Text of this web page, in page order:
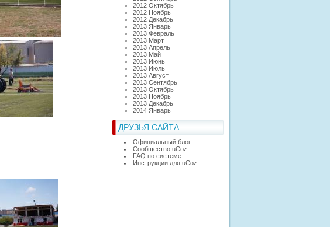
2012 Октябрь
2012 Ноябрь
2012 Декабрь
2013 Январь
2013 Февраль
2013 Март
2013 Апрель
2013 Май
2013 Июнь
2013 Июль
2013 Август
2013 Сентябрь
2013 Октябрь
2013 Ноябрь
2013 Декабрь
2014 Январь
ДРУЗЬЯ САЙТА
Официальный блог
Сообщество uCoz
FAQ по системе
Инструкции для uCoz